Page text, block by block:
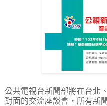
公共電視台新聞部將在台北
對面的交流座談會，所有新